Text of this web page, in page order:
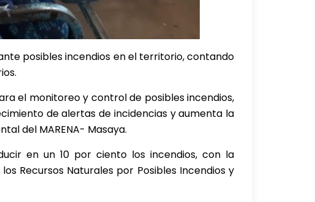
posibles incendios en el territorio, contando
el monitoreo y control de posibles incendios,
de alertas de incidencias y aumenta la
del MARENA- Masaya.
en un 10 por ciento los incendios, con la
Recursos Naturales por Posibles Incendios y